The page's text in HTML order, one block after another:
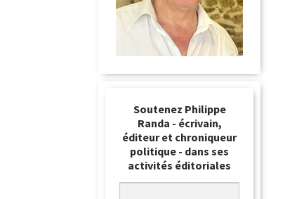
Soutenez Philippe
Randa - écrivain,
éditeur et chroniqueur
politique - dans ses
activités éditoriales